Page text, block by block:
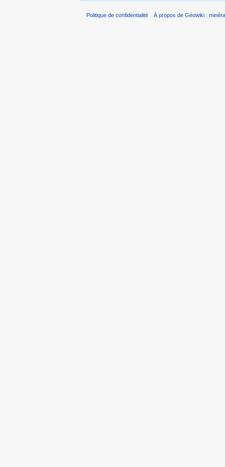
Politique de confidentialité À propos de Géowiki :